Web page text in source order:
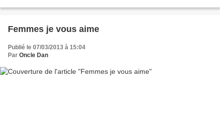
JOUEZ BOUZOUKI -1982...
Femmes je vous aime
Publié le 07/03/2013 à 15:04
Par Oncle Dan